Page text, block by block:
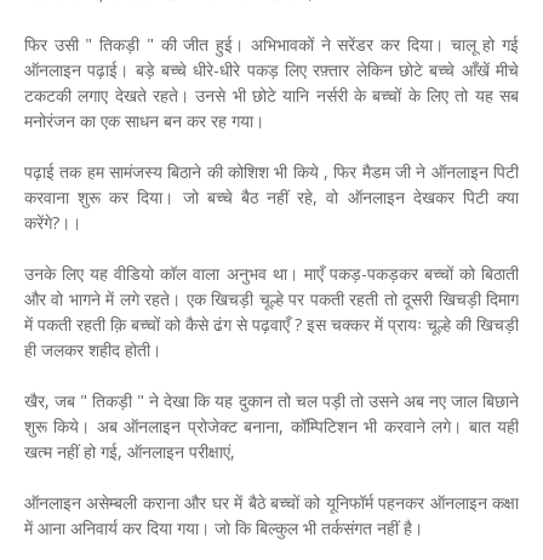
फिर उसी " तिकड़ी " की जीत हुई। अभिभावकों ने सरेंडर कर दिया। चालू हो गई
ऑनलाइन पढ़ाई। बड़े बच्चे धीरे-धीरे पकड़ लिए रफ़्तार लेकिन छोटे बच्चे आँखें मीचे
टकटकी लगाए देखते रहते। उनसे भी छोटे यानि नर्सरी के बच्चों के लिए तो यह सब
मनोरंजन का एक साधन बन कर रह गया।
पढ़ाई तक हम सामंजस्य बिठाने की कोशिश भी किये , फिर मैडम जी ने ऑनलाइन पिटी
करवाना शुरू कर दिया। जो बच्चे बैठ नहीं रहे, वो ऑनलाइन देखकर पिटी क्या
करेंगे?।।
उनके लिए यह वीडियो कॉल वाला अनुभव था। माएँ पकड़-पकड़कर बच्चों को बिठाती
और वो भागने में लगे रहते। एक खिचड़ी चूल्हे पर पकती रहती तो दूसरी खिचड़ी दिमाग
में पकती रहती क़ि बच्चों को कैसे ढंग से पढ़वाएँ ? इस चक्कर में प्रायः चूल्हे की खिचड़ी
ही जलकर शहीद होती।
खैर, जब " तिकड़ी " ने देखा कि यह दुकान तो चल पड़ी तो उसने अब नए जाल बिछाने
शुरू किये। अब ऑनलाइन प्रोजेक्ट बनाना, कॉम्पिटिशन भी करवाने लगे। बात यहीं
खत्म नहीं हो गई, ऑनलाइन परीक्षाएं,
ऑनलाइन असेम्बली कराना और घर में बैठे बच्चों को यूनिफॉर्म पहनकर ऑनलाइन कक्षा
में आना अनिवार्य कर दिया गया। जो कि बिल्कुल भी तर्कसंगत नहीं है।